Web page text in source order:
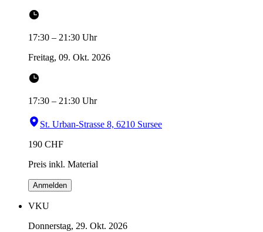
17:30 – 21:30 Uhr
Freitag, 09. Okt. 2026
17:30 – 21:30 Uhr
St. Urban-Strasse 8, 6210 Sursee
190 CHF
Preis inkl. Material
Anmelden
VKU
Donnerstag, 29. Okt. 2026